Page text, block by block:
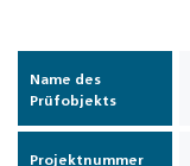
Name des
Prüfobjekts
Projektnummer